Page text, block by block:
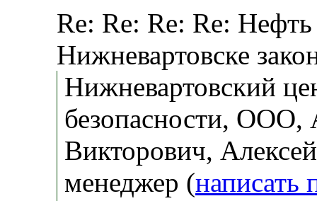
Re: Re: Re: Re: Нефть
Нижневартовске
Нижневартовский
безопасности, ООО,
Викторович,
менеджер (написать